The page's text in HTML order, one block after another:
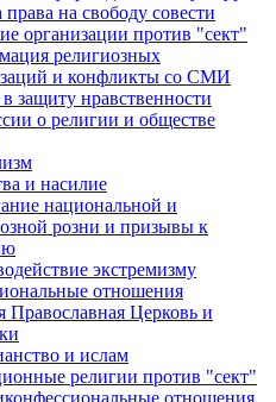
на свободу совести
организации против "сект"
религиозных
и конфликты со СМИ
защиту нравственности
о религии и обществе
и насилие
национальной и
розни и призывы к
экстремизму
отношения
Православная Церковь и
и ислам
религии против "сект"
отношения